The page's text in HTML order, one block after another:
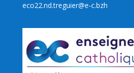
eco22.nd.treguier@e-c.bzh